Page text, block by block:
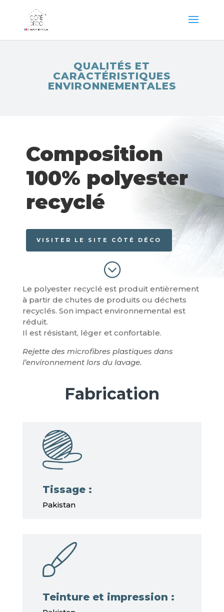
QUALITÉS ET
CARACTÉRISTIQUES
ENVIRONNEMENTALES
Composition
100% polyester
recyclé
VISITER LE SITE CÔTÉ DÉCO
;
Le polyester recyclé est produit entièrement
à partir de chutes de produits ou déchets
recyclés. Son impact environnemental est
réduit.
Il est résistant, léger et confortable.
Rejette des microfibres plastiques dans
l’environnement lors du lavage.
Fabrication
Tissage :
Pakistan
Teinture et impression :